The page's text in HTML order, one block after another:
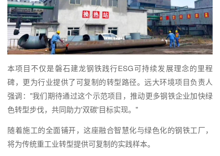
本项目不仅是磐石建龙钢铁践行ESG可持续发展理念的里程
碑，更为行业提供了可复制的转型路径。远大环境项目负责人
强调："我们期待通过这个示范项目，推动更多钢铁企业加快绿
色转型步伐，共同助力'双碳'目标实现。"
随着施工的全面铺开，这座融合智慧化与绿色化的钢铁工厂，
将为传统重工业转型提供可复制的实践样本。